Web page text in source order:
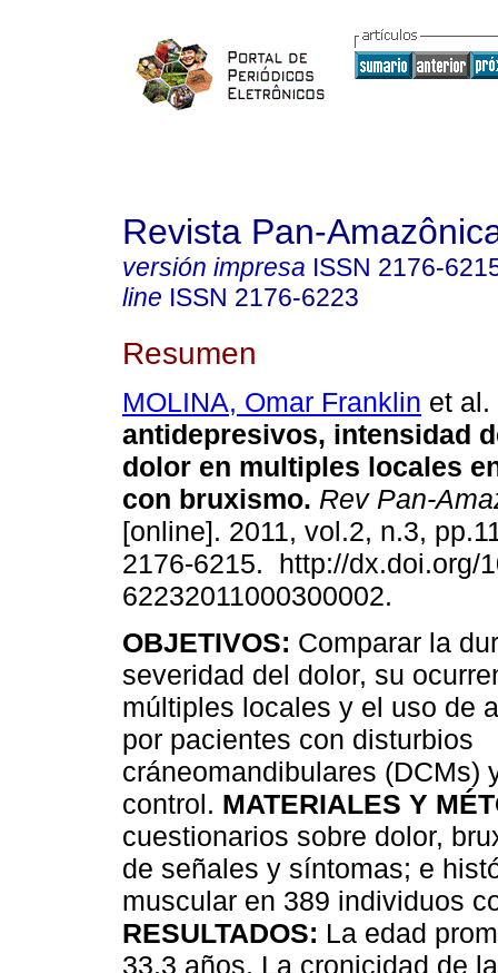
Revista Pan-
versión impresa ISSN 2176-
line ISSN 2176-6223
Resumen
MOLINA, Omar Franklin et al.
antidepresivos, intensidad
dolor en multiples locales
con bruxismo. Rev Pan-
[online]. 2011, vol.2, n.3,
2176-6215. http://dx.doi.org/
62232011000300002.
OBJETIVOS: Comparar la
severidad del dolor, su
múltiples locales y el uso de
por pacientes con disturbios
cráneomandibulares (DCMs)
control. MATERIALES Y
cuestionarios sobre dolor,
de señales y síntomas; e
muscular en 389 individuos
RESULTADOS: La edad
33,3 años. La cronicidad de